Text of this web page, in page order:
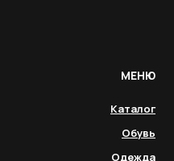
МЕНЮ
Каталог
Обувь
Одежда